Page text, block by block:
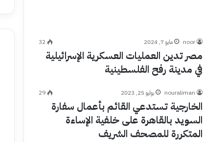
noor مايو 7, 2024 32
مصر تدين العمليات العسكرية الإسرائيلية
في مدينة رفح الفلسطينية
nouraliman يوليو 25, 2023 29
الخارجية تستدعي القائم بأعمال سفارة
السويد بالقاهرة على خلفية الإساءة
المتكررة للمصحف الشريف